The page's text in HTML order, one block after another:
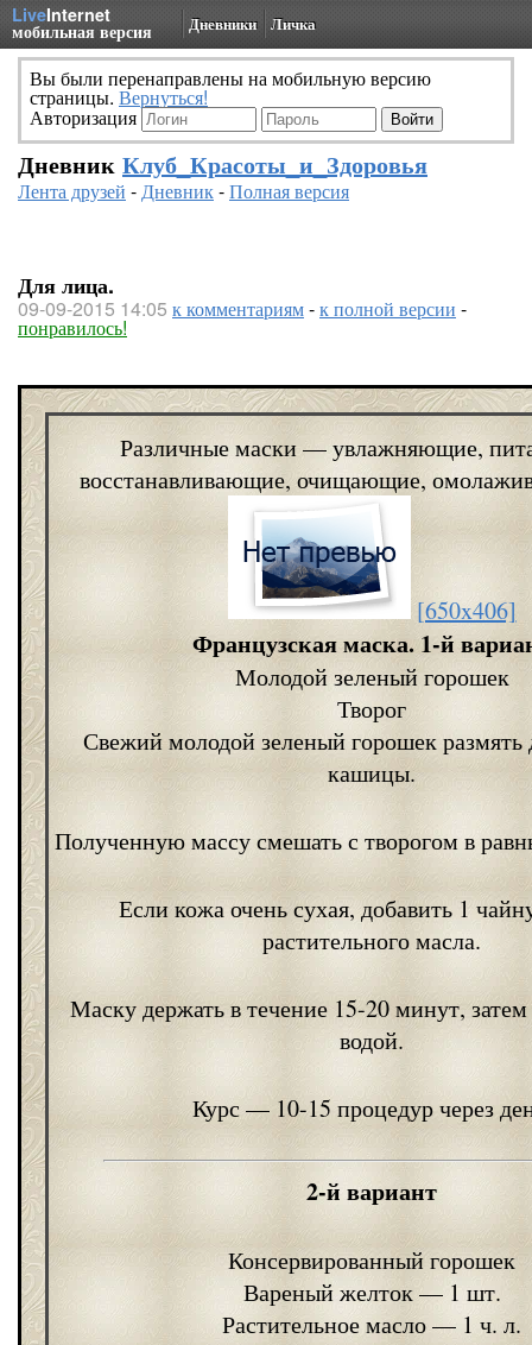
LiveInternet
мобильная версия Дневники Личка
Вы были перенаправлены на мобильную версию
страницы. Вернуться!
Авторизация
Дневник Клуб_Красоты_и_Здоровья
Лента друзей -Дневник-Полная версия
Для лица.
09-09-2015 14:05 к комментариям-к полной версии -
понравилось!
Различные маски — увлажняющие,
восстанавливающие, очищающие,
[650x406]
Французская маска. 1-й
Молодой зеленый горошек
Творог
Свежий молодой зеленый горошек размять
кашицы.
Полученную массу смешать с творогом в
Если кожа очень сухая, добавить 1
растительного масла.
Маску держать в течение 15-20 минут,
водой.
Курс — 10-15 процедур через
2-й вариант
Консервированный горошек
Вареный желток — 1 шт.
Растительное масло — 1 ч. л.